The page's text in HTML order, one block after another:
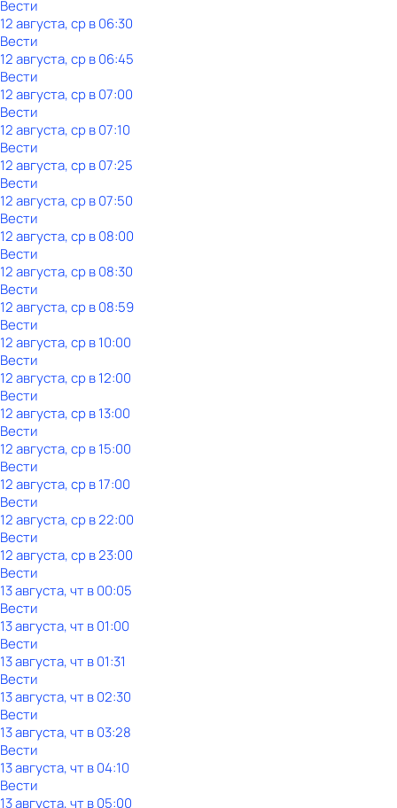
Вести
12 августа, ср в 06:30
Вести
12 августа, ср в 06:45
Вести
12 августа, ср в 07:00
Вести
12 августа, ср в 07:10
Вести
12 августа, ср в 07:25
Вести
12 августа, ср в 07:50
Вести
12 августа, ср в 08:00
Вести
12 августа, ср в 08:30
Вести
12 августа, ср в 08:59
Вести
12 августа, ср в 10:00
Вести
12 августа, ср в 12:00
Вести
12 августа, ср в 13:00
Вести
12 августа, ср в 15:00
Вести
12 августа, ср в 17:00
Вести
12 августа, ср в 22:00
Вести
12 августа, ср в 23:00
Вести
13 августа, чт в 00:05
Вести
13 августа, чт в 01:00
Вести
13 августа, чт в 01:31
Вести
13 августа, чт в 02:30
Вести
13 августа, чт в 03:28
Вести
13 августа, чт в 04:10
Вести
13 августа, чт в 05:00